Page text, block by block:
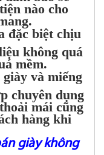
nào cho
đặc biệt chịu
không quá
mềm.
và miếng
chuyên dụng
mái cũng
hàng khi
giày không